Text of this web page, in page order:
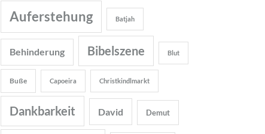
Auferstehung Batjah
Behinderung Bibelszene Blut
Buße Capoeira Christkindlmarkt
Dankbarkeit David Demut